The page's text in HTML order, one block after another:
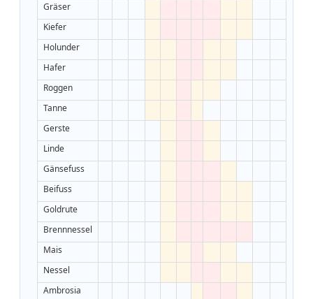
Gräser
Kiefer
Holunder
Hafer
Roggen
Tanne
Gerste
Linde
Gänsefuss
Beifuss
Goldrute
Brennnessel
Mais
Nessel
Ambrosia